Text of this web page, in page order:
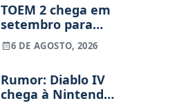
TOEM 2 chega em
setembro para
PS5, Switch e PC
6 DE AGOSTO, 2026
Rumor: Diablo IV
chega à Nintendo